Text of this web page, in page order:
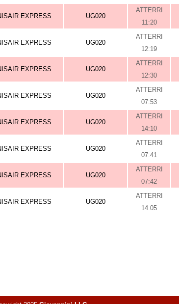
EXPRESS UG020
ATTERRI
11:20
EXPRESS UG020
ATTERRI
12:19
EXPRESS UG020
ATTERRI
12:30
EXPRESS UG020
ATTERRI
07:53
EXPRESS UG020
ATTERRI
14:10
EXPRESS UG020
ATTERRI
07:41
EXPRESS UG020
ATTERRI
07:42
EXPRESS UG020
ATTERRI
14:05